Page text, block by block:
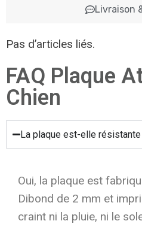
Livraison
Pas d’articles liés.
FAQ Plaque
Chien
La plaque est-elle
Oui, la plaque est
Dibond de 2 mm et
craint ni la pluie, ni le